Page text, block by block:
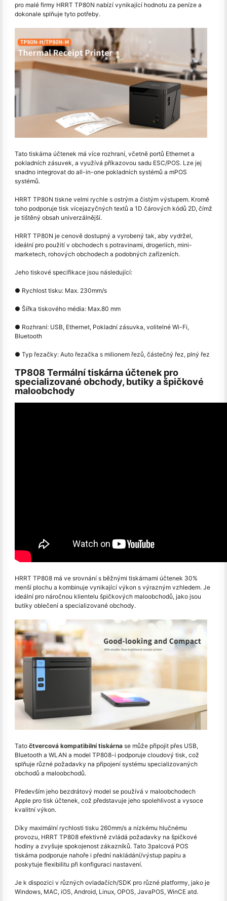
pro malé firmy HRRT TP80N nabízí vynikající hodnotu za peníze a
dokonale splňuje tyto potřeby.
Tato tiskárna účtenek má více rozhraní, včetně portů Ethernet a
pokladních zásuvek, a využívá příkazovou sadu ESC/POS. Lze jej
snadno integrovat do all-in-one pokladních systémů a mPOS
systémů.
HRRT TP80N tiskne velmi rychle s ostrým a čistým výstupem. Kromě
toho podporuje tisk vícejazyčných textů a 1D čárových kódů 2D, čímž
je tištěný obsah univerzálnější.
HRRT TP80N je cenově dostupný a vyrobený tak, aby vydržel,
ideální pro použití v obchodech s potravinami, drogeriích, mini-
marketech, rohových obchodech a podobných zařízeních.
Jeho tiskové specifikace jsou následující:
● Rychlost tisku: Max. 230mm/s
● Šířka tiskového média: Max.80 mm
● Rozhraní: USB, Ethernet, Pokladní zásuvka, volitelné Wi-Fi,
Bluetooth
● Typ řezačky: Auto řezačka s milionem řezů, částečný řez, plný řez
TP808 Termální tiskárna účtenek pro
specializované obchody, butiky a špičkové
maloobchody
HRRT TP808 má ve srovnání s běžnými tiskárnami účtenek 30%
menší plochu a kombinuje vynikající výkon s výrazným vzhledem. Je
ideální pro náročnou klientelu špičkových maloobchodů, jako jsou
butiky oblečení a specializované obchody.
Tato čtvercová kompatibilní tiskárna se může připojit přes USB,
Bluetooth a WLAN a model TP808-i podporuje cloudový tisk, což
splňuje různé požadavky na připojení systému specializovaných
obchodů a maloobchodů.
Především jeho bezdrátový model se používá v maloobchodech
Apple pro tisk účtenek, což představuje jeho spolehlivost a vysoce
kvalitní výkon.
Díky maximální rychlosti tisku 260mm/s a nízkému hlučnému
provozu, HRRT TP808 efektivně zvládá požadavky na špičkové
hodiny a zvyšuje spokojenost zákazníků. Tato 3palcová POS
tiskárna podporuje nahoře i přední nakládání/výstup papíru a
poskytuje flexibilitu při konfiguraci nastavení.
Je k dispozici v různých ovladačích/SDK pro různé platformy, jako je
Windows, MAC, iOS, Android, Linux, OPOS, JavaPOS, WinCE atd.